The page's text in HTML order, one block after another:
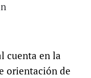
cuenta en la
orientación de